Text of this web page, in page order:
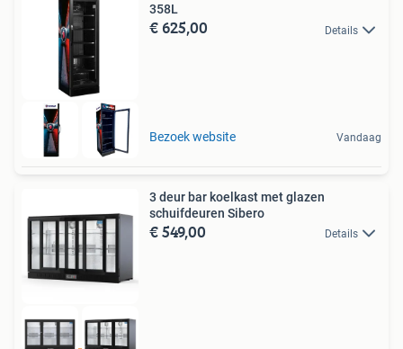
358L
€ 625,00 Details
Bezoek website Vandaag
3 deur bar koelkast met glazen
schuifdeuren Sibero
€ 549,00 Details